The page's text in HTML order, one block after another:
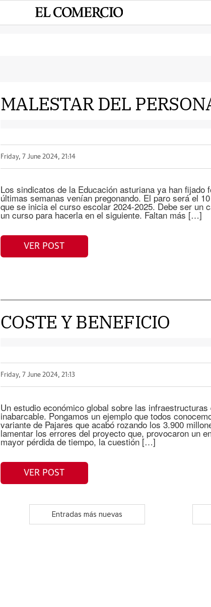
MALESTAR DEL
Friday, 7 June 2024, 21:14
Los sindicatos de la Educación asturiana ya han fijado
últimas semanas venían pregonando. El paro será el
que se inicia el curso escolar 2024-2025. Debe ser un
un curso para hacerla en el siguiente. Faltan más […]
VER POST
COSTE Y BENEFICIO
Friday, 7 June 2024, 21:13
Un estudio económico global sobre las
inabarcable. Pongamos un ejemplo que todos
variante de Pajares que acabó rozando los 3.900
lamentar los errores del proyecto que, provocaron un
mayor pérdida de tiempo, la cuestión […]
VER POST
Entradas más nuevas